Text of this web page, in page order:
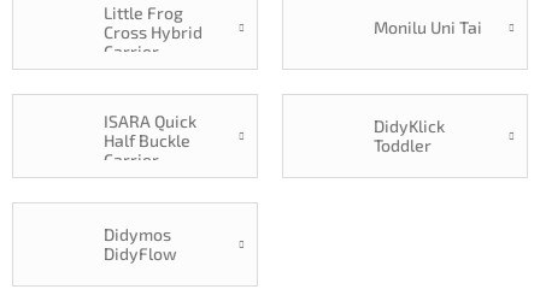
Little Frog
Cross Hybrid
Carrier
Monilu Uni Tai
ISARA Quick
Half Buckle
Carrier
DidyKlick
Toddler
Didymos
DidyFlow